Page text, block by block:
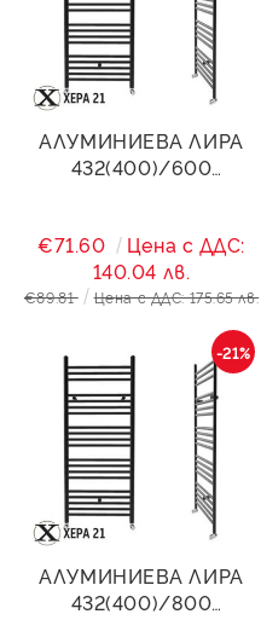
АЛУМИНИЕВА ЛИРА
432(400)/600
€71.60
Цена с ДДС:
140.04 лв.
€89.81 Цена с ДДС: 175.65 лв.
АЛУМИНИЕВА ЛИРА
432(400)/800
-21%